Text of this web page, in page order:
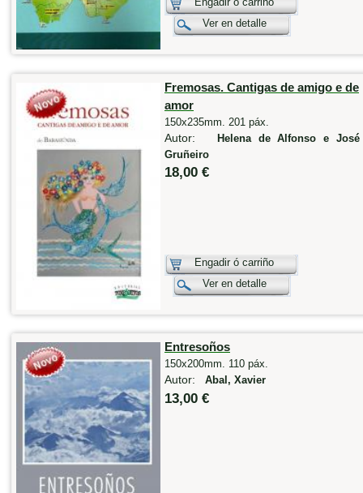
Ver en detalle
Fremosas. Cantigas de amigo e de
amor
150x235mm. 201 páx.
Autor:
Helena de Alfonso e
Gruñeiro
18,00 €
Engadir ó carriño
Ver en detalle
Entresoños
150x200mm. 110 páx.
Autor: Abal, Xavier
13,00 €